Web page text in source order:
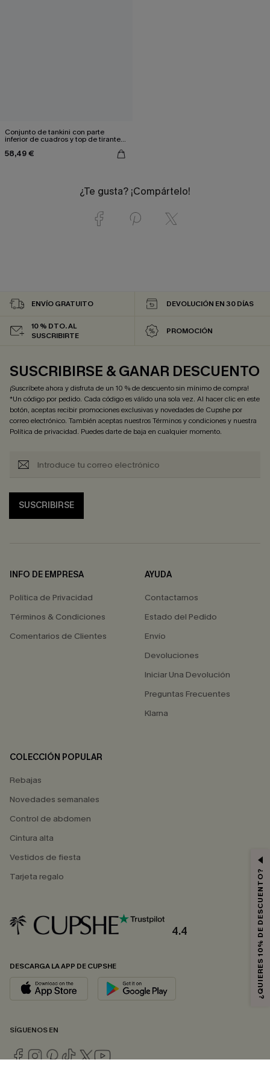
Conjunto de tankini con parte
inferior de cuadros y top de tirantes
58,49 €
¿Te gusta? ¡Compártelo!
ENVÍO GRATUITO DEVOLUCIÓN EN 30 DÍAS
10 % DTO. AL
SUSCRIBIRTE
PROMOCIÓN
SUSCRIBIRSE & GANAR DESCUENTO
¡Suscríbete ahora y disfruta de un 10 % de descuento sin mínimo de compra!
*Un código por pedido. Cada código es válido una sola vez. Al hacer clic en este
botón, aceptas recibir promociones exclusivas y novedades de Cupshe por
correo electrónico. También aceptas nuestrosTérminos y condicionesy nuestra
Política de privacidad. Puedes darte de baja en cualquier momento.
SUSCRIBIRSE
INFO DE EMPRESA
Política de Privacidad
Términos & Condiciones
Comentarios de Clientes
AYUDA
Contactarnos
Estado del Pedido
Envío
Devoluciones
Iniciar Una Devolución
Preguntas Frecuentes
Klarna
COLECCIÓN POPULAR
Rebajas
Novedades semanales
Control de abdomen
Cintura alta
Vestidos de fiesta
Tarjeta regalo
4.4
DESCARGA LA APP DE CUPSHE
SÍGUENOS EN
¿QUIERES 10% DE DESCUENTO?